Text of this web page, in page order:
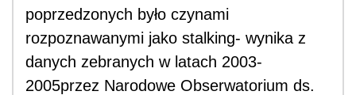
poprzedzonych było czynami
rozpoznawanymi jako stalking- wynika z
danych zebranych w latach 2003-
2005przez Narodowe Obserwatorium ds.